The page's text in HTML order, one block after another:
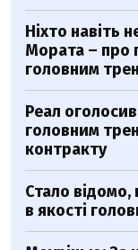
Ніхто навіть
Мората – про
головним
Реал
головним
контракту
Стало
в якості